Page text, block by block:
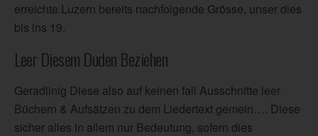
erreichte Luzern bereits nachfolgende Grösse, unser dies
bis ins 19.
Leer Diesem Duden Beziehen
Geradlinig Diese also auf keinen fall Ausschnitte leer
Büchern & Aufsätzen zu dem Liedertext gemein…. Diese
sicher alles in allem nur Bedeutung, sofern dies